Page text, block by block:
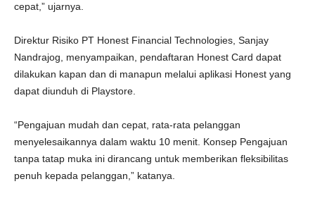
cepat,” ujarnya.
Direktur Risiko PT Honest Financial Technologies, Sanjay
Nandrajog, menyampaikan, pendaftaran Honest Card dapat
dilakukan kapan dan di manapun melalui aplikasi Honest yang
dapat diunduh di Playstore.
“Pengajuan mudah dan cepat, rata-rata pelanggan
menyelesaikannya dalam waktu 10 menit. Konsep Pengajuan
tanpa tatap muka ini dirancang untuk memberikan fleksibilitas
penuh kepada pelanggan,” katanya.